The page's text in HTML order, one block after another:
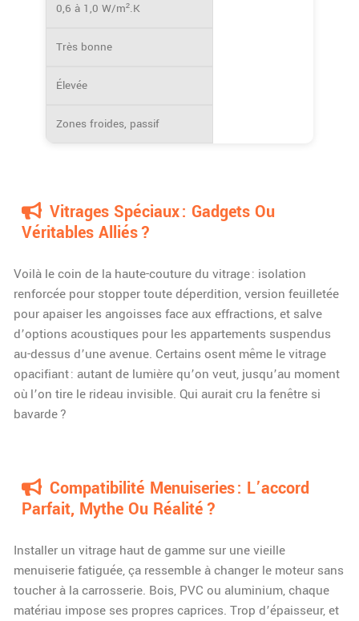
0,6 à 1,0 W/m².K
Très bonne
Élevée
Zones froides, passif
Vitrages Spéciaux : Gadgets Ou
Véritables Alliés ?
Voilà le coin de la haute-couture du vitrage : isolation
renforcée pour stopper toute déperdition, version feuilletée
pour apaiser les angoisses face aux effractions, et salve
d’options acoustiques pour les appartements suspendus
au-dessus d’une avenue. Certains osent même le vitrage
opacifiant : autant de lumière qu’on veut, jusqu’au moment
où l’on tire le rideau invisible. Qui aurait cru la fenêtre si
bavarde ?
Compatibilité Menuiseries : L’accord
Parfait, Mythe Ou Réalité ?
Installer un vitrage haut de gamme sur une vieille
menuiserie fatiguée, ça ressemble à changer le moteur sans
toucher à la carrosserie. Bois, PVC ou aluminium, chaque
matériau impose ses propres caprices. Trop d’épaisseur, et